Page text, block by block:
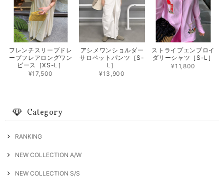
フレンチスリーブドレ
ープフレアロングワン
ピース［XS-L］
¥17,500
アシメワンショルダー
サロペットパンツ［S-
L］
¥13,900
ストライプエンブロイ
ダリーシャツ［S-L］
¥11,800
Category
RANKING
NEW COLLECTION A/W
NEW COLLECTION S/S